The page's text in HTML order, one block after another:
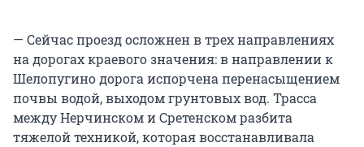
— Сейчас проезд осложнен в трех направлениях
на дорогах краевого значения: в направлении к
Шелопугино дорога испорчена перенасыщением
почвы водой, выходом грунтовых вод. Трасса
между Нерчинском и Сретенском разбита
тяжелой техникой, которая восстанавливала